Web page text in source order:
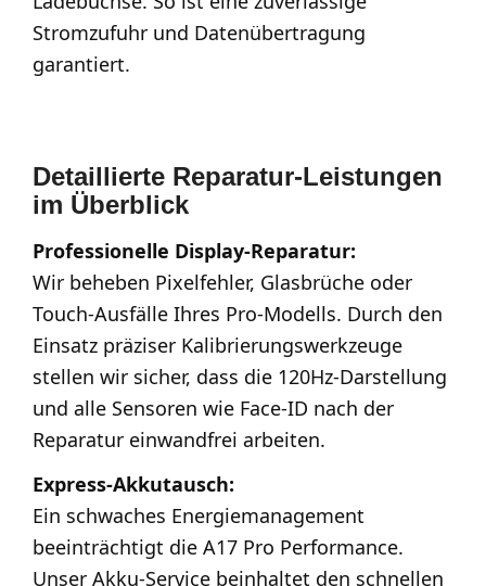
Stromzufuhr und Datenübertragung
garantiert.
Detaillierte Reparatur-Leistungen
im Überblick
Professionelle Display-Reparatur:
Wir beheben Pixelfehler, Glasbrüche oder
Touch-Ausfälle Ihres Pro-Modells. Durch den
Einsatz präziser Kalibrierungswerkzeuge
stellen wir sicher, dass die 120Hz-Darstellung
und alle Sensoren wie Face-ID nach der
Reparatur einwandfrei arbeiten.
Express-Akkutausch:
Ein schwaches Energiemanagement
beeinträchtigt die A17 Pro Performance.
Unser Akku-Service beinhaltet den schnellen